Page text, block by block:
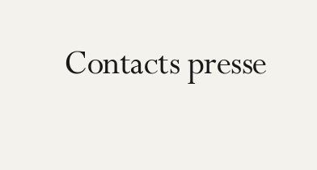
Contacts presse